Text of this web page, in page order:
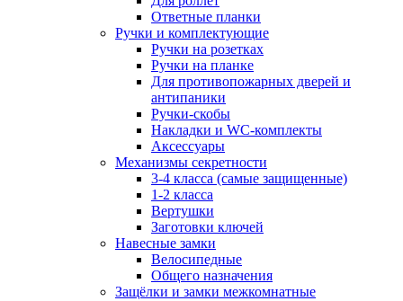
Ответные планки
Ручки и комплектующие
Ручки на розетках
Ручки на планке
Для противопожарных дверей и
антипаники
Ручки-скобы
Накладки и WC-комплекты
Аксессуары
Механизмы секретности
3-4 класса (самые защищенные)
1-2 класса
Вертушки
Заготовки ключей
Навесные замки
Велосипедные
Общего назначения
Защёлки и замки межкомнатные